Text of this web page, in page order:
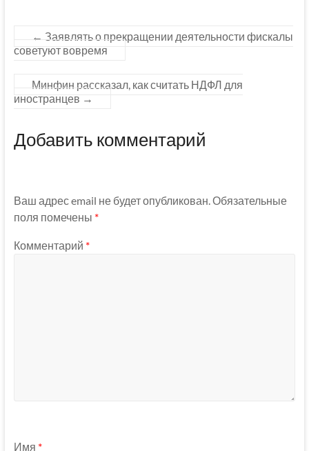
← Заявлять о прекращении деятельности фискалы
советуют вовремя
Минфин рассказал, как считать НДФЛ для
иностранцев →
Добавить комментарий
Ваш адрес email не будет опубликован. Обязательные
поля помечены *
Комментарий *
Имя *